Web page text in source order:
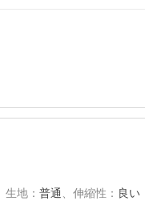
生地 ： 普通 、 伸縮性 ： 良い